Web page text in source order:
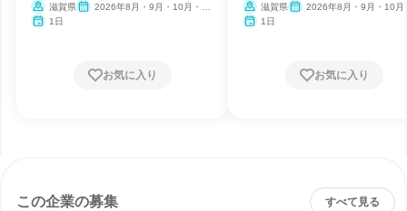
験 滋賀県
2026年8月・9月・10月・11
1日
お気に入り
験 滋賀県
2026年8月・9月・10月
1日
お気に入り
この企業の募集 すべて見る